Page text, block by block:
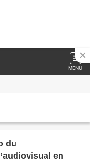
MENU
du
en